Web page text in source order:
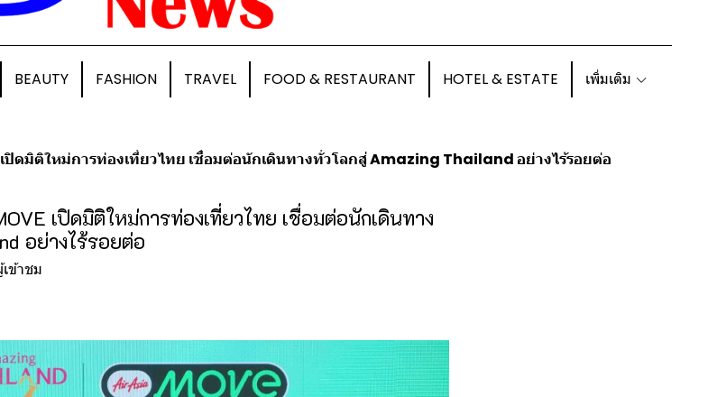
BEAUTY FASHION TRAVEL FOOD & RESTAURANT HOTEL & ESTATE เพิ่มเติม
ดมิติใหม่การท่องเที่ยวไทย เชื่อมต่อนักเดินทางทั่วโลกสู่ Amazing Thailand อย่างไร้รอยต่อ
เปิดมิติใหม่การท่องเที่ยวไทย เชื่อมต่อนักเดินทาง
อย่างไร้รอยต่อ
ข้าชม